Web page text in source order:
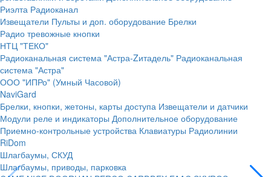
Риэлта Радиоканал
Извещатели Пульты и доп. оборудование Брелки
Радио тревожные кнопки
НТЦ "ТЕКО"
Радиоканальная система "Астра-Zитадель" Радиоканальная
система "Астра"
ООО "ИПРо" (Умный Часовой)
NaviGard
Брелки, кнопки, жетоны, карты доступа Извещатели и датчики
Модули реле и индикаторы Дополнительное оборудование
Приемно-контрольные устройства Клавиатуры Радиолинии
RiDom
Шлагбаумы, СКУД
Шлагбаумы, приводы, парковка